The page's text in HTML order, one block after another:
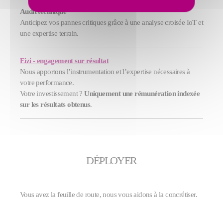
Audit technique
Anticipez vos pannes critiques grâce à une analyse croisée IoT et
une expertise terrain.
Eizi - engagement sur résultat
Nous apportons l’instrumentation et l’expertise nécessaires à
votre performance.
Votre investissement ?Uniquement une rémunération indexée
sur les résultats obtenus.
DÉPLOYER
Vous avez la feuille de route, nous vous aidons à la concrétiser.